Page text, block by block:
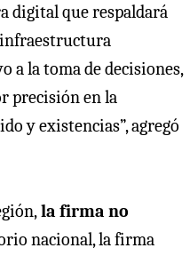
digital que respaldará
a la toma de decisiones,
precisión en la
y existencias”, agregó
la firma no
nacional, la firma